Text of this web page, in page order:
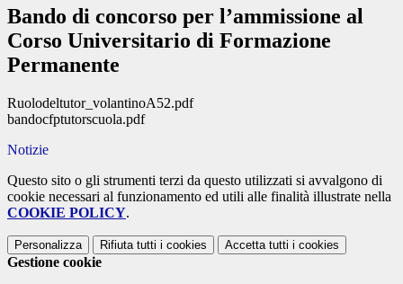
Bando di concorso per l’ammissione al
Corso Universitario di Formazione
Permanente
Ruolodeltutor_volantinoA52.pdf
bandocfptutorscuola.pdf
Notizie
Questo sito o gli strumenti terzi da questo utilizzati si avvalgono di
cookie necessari al funzionamento ed utili alle finalità illustrate nella
COOKIE POLICY.
Personalizza Rifiuta tutti i cookies Accetta tutti i cookies
Gestione cookie